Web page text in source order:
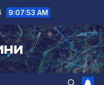
9:07:54 AM